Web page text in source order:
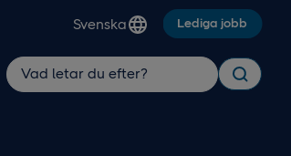
Svenska Lediga jobb